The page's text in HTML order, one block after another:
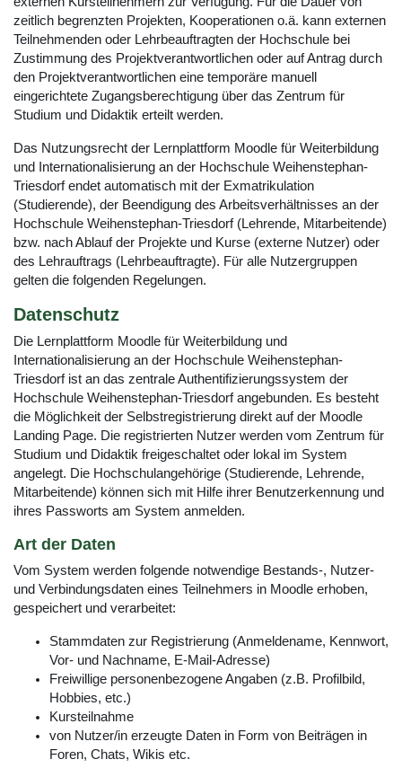
zeitlich begrenzten Projekten, Kooperationen o.ä. kann externen
Teilnehmenden oder Lehrbeauftragten der Hochschule bei
Zustimmung des Projektverantwortlichen oder auf Antrag durch
den Projektverantwortlichen eine temporäre manuell
eingerichtete Zugangsberechtigung über das Zentrum für
Studium und Didaktik erteilt werden.
Das Nutzungsrecht der Lernplattform Moodle für Weiterbildung
und Internationalisierung an der Hochschule Weihenstephan-
Triesdorf endet automatisch mit der Exmatrikulation
(Studierende), der Beendigung des Arbeitsverhältnisses an der
Hochschule Weihenstephan-Triesdorf (Lehrende, Mitarbeitende)
bzw. nach Ablauf der Projekte und Kurse (externe Nutzer) oder
des Lehrauftrags (Lehrbeauftragte). Für alle Nutzergruppen
gelten die folgenden Regelungen.
Datenschutz
Die Lernplattform Moodle für Weiterbildung und
Internationalisierung an der Hochschule Weihenstephan-
Triesdorf ist an das zentrale Authentifizierungssystem der
Hochschule Weihenstephan-Triesdorf angebunden. Es besteht
die Möglichkeit der Selbstregistrierung direkt auf der Moodle
Landing Page. Die registrierten Nutzer werden vom Zentrum für
Studium und Didaktik freigeschaltet oder lokal im System
angelegt. Die Hochschulangehörige (Studierende, Lehrende,
Mitarbeitende) können sich mit Hilfe ihrer Benutzerkennung und
ihres Passworts am System anmelden.
Art der Daten
Vom System werden folgende notwendige Bestands-, Nutzer-
und Verbindungsdaten eines Teilnehmers in Moodle erhoben,
gespeichert und verarbeitet:
Stammdaten zur Registrierung (Anmeldename, Kennwort,
Vor- und Nachname, E-Mail-Adresse)
Freiwillige personenbezogene Angaben (z.B. Profilbild,
Hobbies, etc.)
Kursteilnahme
von Nutzer/in erzeugte Daten in Form von Beiträgen in
Foren, Chats, Wikis etc.